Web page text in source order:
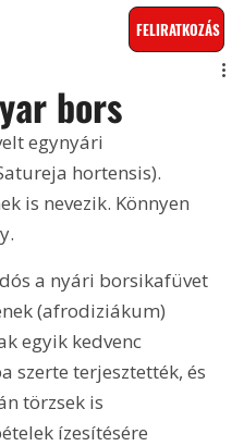
FELIRATKOZÁS
bors
egynyári
hortensis).
is nevezik. Könnyen
a nyári borsikafüvet
(afrodiziákum)
egyik kedvenc
szerte terjesztették, és
törzsek is
ízesítésére